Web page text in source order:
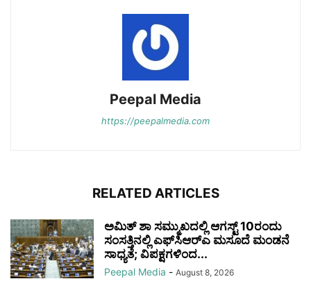
Peepal Media
https://peepalmedia.com
RELATED ARTICLES
ಅಮಿತ್ ಶಾ ಸಮ್ಮುಖದಲ್ಲಿ ಆಗಸ್ಟ್ 10ರಂದು
ಸಂಸತ್ತಿನಲ್ಲಿ ಎಫ್‌ಸಿಆರ್‌ಎ ಮಸೂದೆ ಮಂಡನೆ
ಸಾಧ್ಯತೆ; ವಿಪಕ್ಷಗಳಿಂದ...
Peepal Media - August 8, 2026